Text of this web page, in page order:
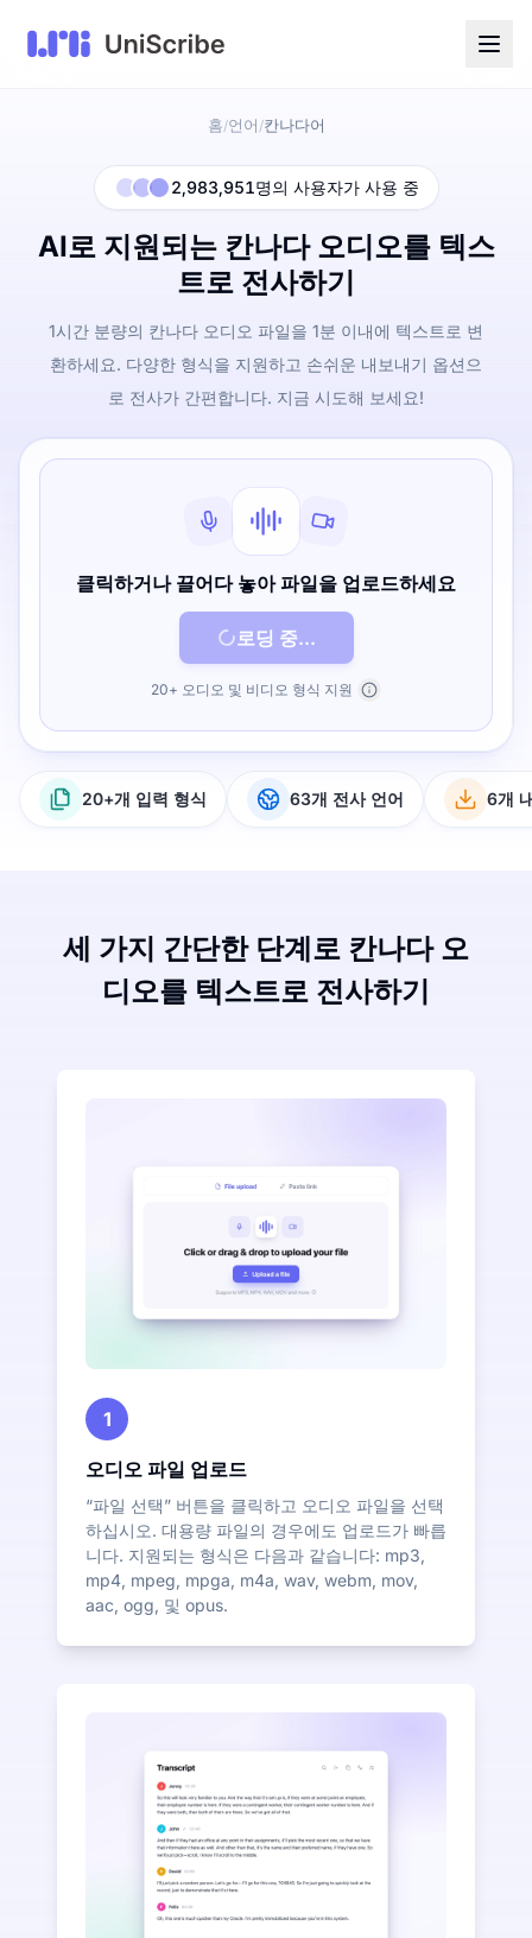
홈/언어 /칸나다어
2,983,951명의 사용자가 사용 중
AI로 지원되는 칸나다 오디오를 텍스
트로 전사하기
1시간 분량의 칸나다 오디오 파일을 1분 이내에 텍스트로 변
환하세요. 다양한 형식을 지원하고 손쉬운 내보내기 옵션으
로 전사가 간편합니다. 지금 시도해 보세요!
클릭하거나 끌어다 놓아 파일을 업로드하세요
로딩 중...
20+ 오디오 및 비디오 형식 지원
20+개 입력 형식 63개 전사 언어 6개
세 가지 간단한 단계로 칸나다 오
디오를 텍스트로 전사하기
1
오디오 파일 업로드
“파일 선택” 버튼을 클릭하고 오디오 파일을 선택
하십시오. 대용량 파일의 경우에도 업로드가 빠릅
니다. 지원되는 형식은 다음과 같습니다: mp3,
mp4, mpeg, mpga, m4a, wav, webm, mov,
aac, ogg, 및 opus.